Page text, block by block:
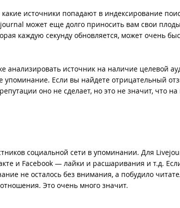
источники попадают в индексирование
может еще долго приносить вам свои
каждую секунду обновляется, может очень
анализировать источник на наличие целевой
Если вы найдете отрицательный
оно не сделает, но это не значит, что на
социальной сети в упоминании. Для
и Facebook — лайки и расшаривания и т.д.
не осталось без внимания, а побудило
Это очень много значит.